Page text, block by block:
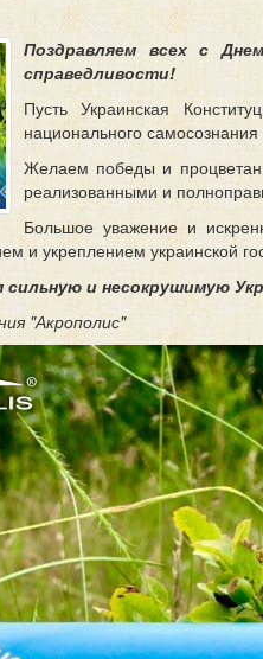
Поздравляем всех с
справедливости!
Пусть Украинская
национального
Желаем победы и
реализованными и
Большое уважение и
и укреплением украинской
и несокрушимую
"Акрополис"